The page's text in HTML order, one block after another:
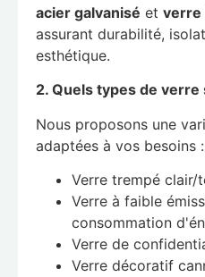
acier galvanisé et verre
assurant durabilité,
esthétique.
2. Quels types de
Nous proposons une
adaptées à vos besoins :
Verre trempé clair/
Verre à faible
consommation
Verre de
Verre décoratif